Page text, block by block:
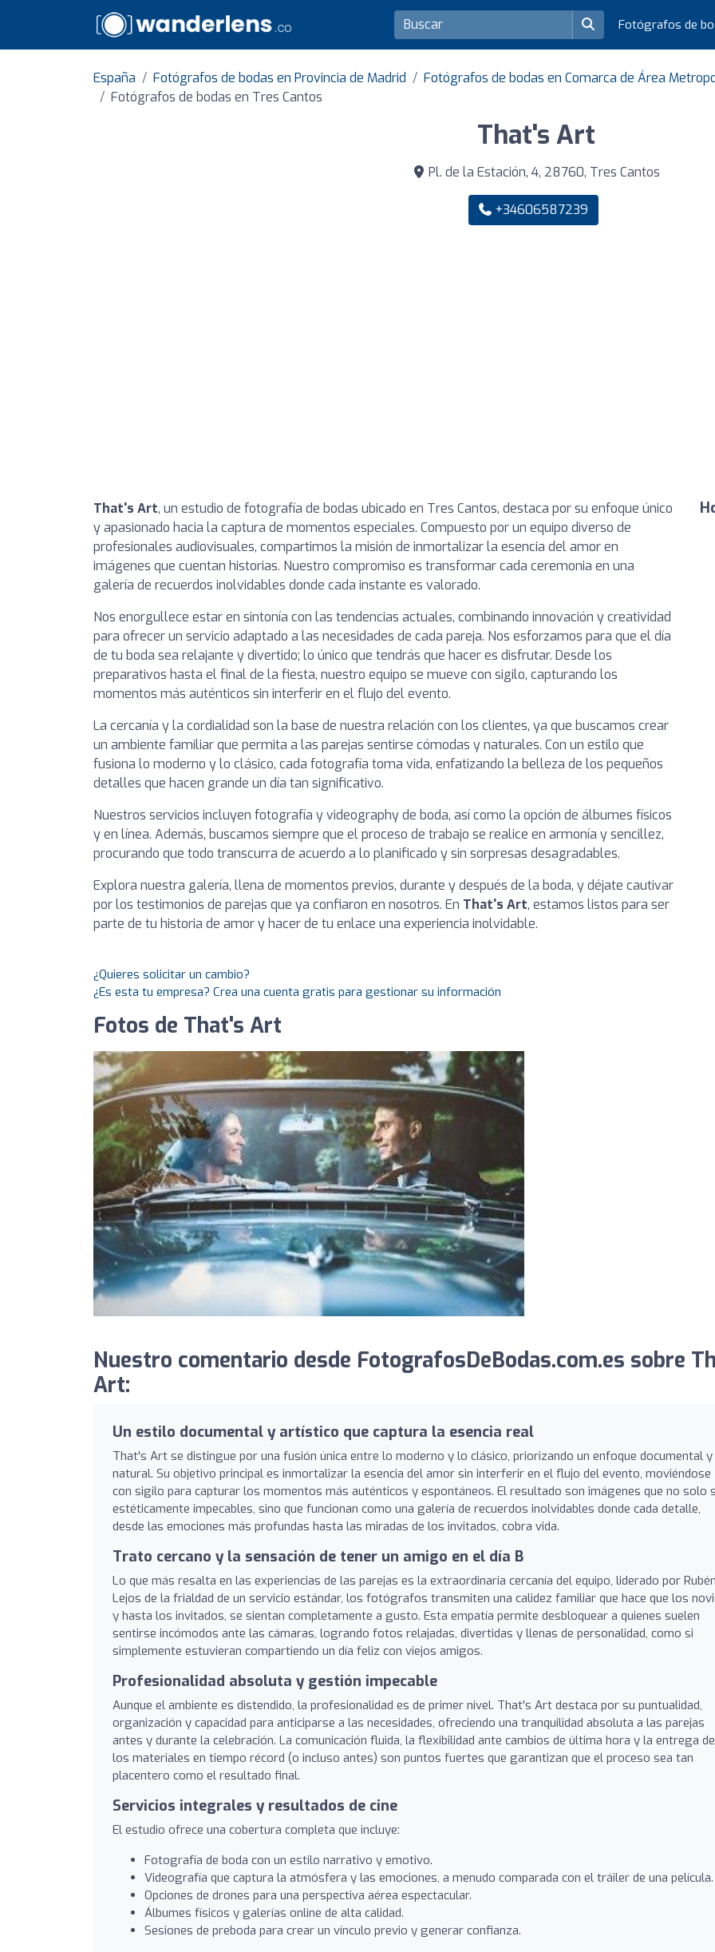
Fotógrafos de
España Fotógrafos de bodas en Provincia de Madrid
Fotógrafos de bodas en Comarca de Área
Fotógrafos de bodas en Tres Cantos
That's Art
Pl. de la Estación, 4, 28760, Tres Cantos
+34606587239
That's Art, un estudio de fotografía de bodas ubicado en Tres Cantos, destaca por su enfoque único
y apasionado hacia la captura de momentos especiales. Compuesto por un equipo diverso de
profesionales audiovisuales, compartimos la misión de inmortalizar la esencia del amor en
imágenes que cuentan historias. Nuestro compromiso es transformar cada ceremonia en una
galería de recuerdos inolvidables donde cada instante es valorado.
Nos enorgullece estar en sintonía con las tendencias actuales, combinando innovación y creatividad
para ofrecer un servicio adaptado a las necesidades de cada pareja. Nos esforzamos para que el día
de tu boda sea relajante y divertido; lo único que tendrás que hacer es disfrutar. Desde los
preparativos hasta el final de la fiesta, nuestro equipo se mueve con sigilo, capturando los
momentos más auténticos sin interferir en el flujo del evento.
La cercanía y la cordialidad son la base de nuestra relación con los clientes, ya que buscamos crear
un ambiente familiar que permita a las parejas sentirse cómodas y naturales. Con un estilo que
fusiona lo moderno y lo clásico, cada fotografía toma vida, enfatizando la belleza de los pequeños
detalles que hacen grande un día tan significativo.
Nuestros servicios incluyen fotografía y videography de boda, así como la opción de álbumes físicos
y en línea. Además, buscamos siempre que el proceso de trabajo se realice en armonía y sencillez,
procurando que todo transcurra de acuerdo a lo planificado y sin sorpresas desagradables.
Explora nuestra galería, llena de momentos previos, durante y después de la boda, y déjate cautivar
por los testimonios de parejas que ya confiaron en nosotros. En That's Art, estamos listos para ser
parte de tu historia de amor y hacer de tu enlace una experiencia inolvidable.
¿Quieres solicitar un cambio?
¿Es esta tu empresa? Crea una cuenta gratis para gestionar su información
Fotos de That's Art
Nuestro comentario desde FotografosDeBodas.com.es sobre
Art:
Un estilo documental y artístico que captura la esencia real
That's Art se distingue por una fusión única entre lo moderno y lo clásico, priorizando un enfoque documental y
natural. Su objetivo principal es inmortalizar la esencia del amor sin interferir en el flujo del evento, moviéndose
con sigilo para capturar los momentos más auténticos y espontáneos. El resultado son imágenes que no solo
estéticamente impecables, sino que funcionan como una galería de recuerdos inolvidables donde cada detalle,
desde las emociones más profundas hasta las miradas de los invitados, cobra vida.
Trato cercano y la sensación de tener un amigo en el día B
Lo que más resalta en las experiencias de las parejas es la extraordinaria cercanía del equipo, liderado por
Lejos de la frialdad de un servicio estándar, los fotógrafos transmiten una calidez familiar que hace que los
y hasta los invitados, se sientan completamente a gusto. Esta empatía permite desbloquear a quienes suelen
sentirse incómodos ante las cámaras, logrando fotos relajadas, divertidas y llenas de personalidad, como si
simplemente estuvieran compartiendo un día feliz con viejos amigos.
Profesionalidad absoluta y gestión impecable
Aunque el ambiente es distendido, la profesionalidad es de primer nivel. That's Art destaca por su puntualidad,
organización y capacidad para anticiparse a las necesidades, ofreciendo una tranquilidad absoluta a las parejas
antes y durante la celebración. La comunicación fluida, la flexibilidad ante cambios de última hora y la entrega de
los materiales en tiempo récord (o incluso antes) son puntos fuertes que garantizan que el proceso sea tan
placentero como el resultado final.
Servicios integrales y resultados de cine
El estudio ofrece una cobertura completa que incluye:
Fotografía de boda con un estilo narrativo y emotivo.
Videografía que captura la atmósfera y las emociones, a menudo comparada con el tráiler de una película.
Opciones de drones para una perspectiva aérea espectacular.
Álbumes físicos y galerías online de alta calidad.
Sesiones de preboda para crear un vínculo previo y generar confianza.